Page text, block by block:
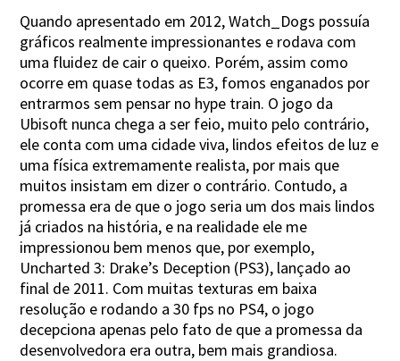
Quando apresentado em 2012, Watch_Dogs possuía
gráficos realmente impressionantes e rodava com
uma fluidez de cair o queixo. Porém, assim como
ocorre em quase todas as E3, fomos enganados por
entrarmos sem pensar no hype train. O jogo da
Ubisoft nunca chega a ser feio, muito pelo contrário,
ele conta com uma cidade viva, lindos efeitos de luz e
uma física extremamente realista, por mais que
muitos insistam em dizer o contrário. Contudo, a
promessa era de que o jogo seria um dos mais lindos
já criados na história, e na realidade ele me
impressionou bem menos que, por exemplo,
Uncharted 3: Drake’s Deception (PS3), lançado ao
final de 2011. Com muitas texturas em baixa
resolução e rodando a 30 fps no PS4, o jogo
decepciona apenas pelo fato de que a promessa da
desenvolvedora era outra, bem mais grandiosa.